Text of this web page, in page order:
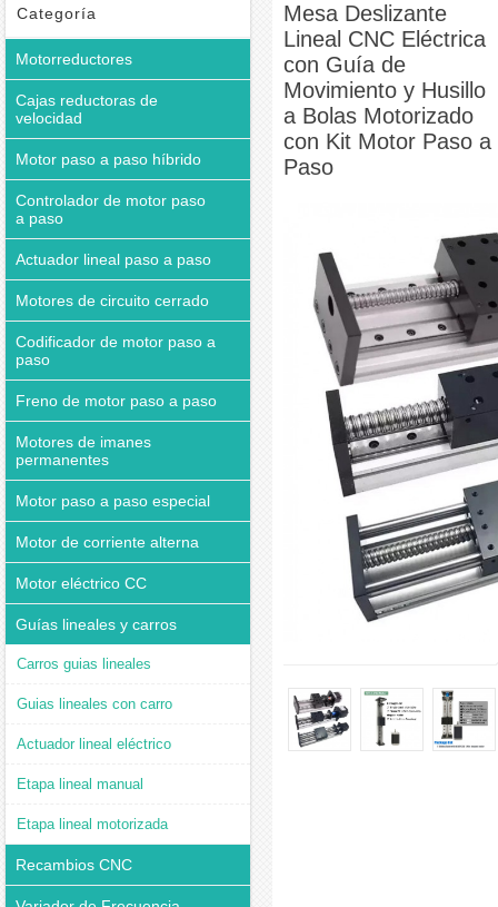
Motorizado con Kit Motor Paso a Paso
Categoría
Motorreductores
Cajas reductoras de
velocidad
Motor paso a paso híbrido
Controlador de motor paso
a paso
Actuador lineal paso a paso
Motores de circuito cerrado
Codificador de motor paso a
paso
Freno de motor paso a paso
Motores de imanes
permanentes
Motor paso a paso especial
Motor de corriente alterna
Motor eléctrico CC
Guías lineales y carros
Carros guias lineales
Guias lineales con carro
Actuador lineal eléctrico
Etapa lineal manual
Etapa lineal motorizada
Recambios CNC
Mesa Deslizante
Lineal CNC Eléctrica
con Guía de
Movimiento y Husillo
a Bolas Motorizado
con Kit Motor Paso a
Paso